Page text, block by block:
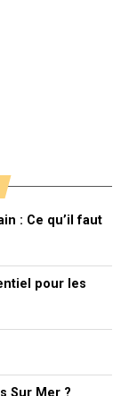
: Ce qu’il faut
pour les